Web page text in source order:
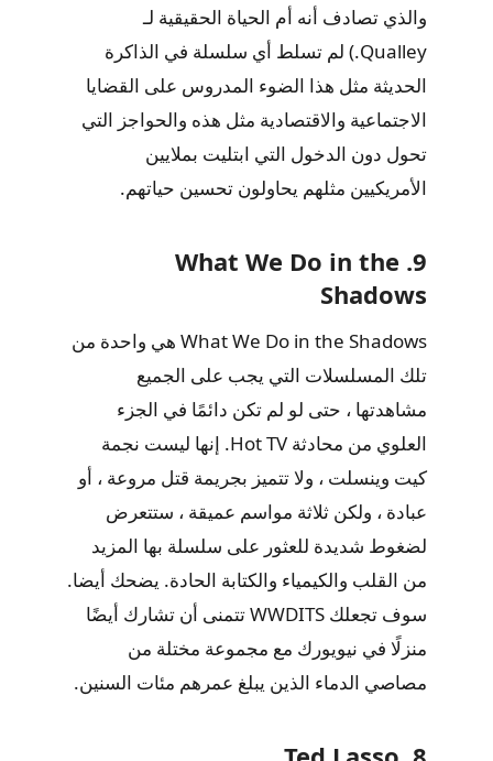
والذي تصادف أنه أم الحياة الحقيقية لـ
Qualley.) لم تسلط أي سلسلة في الذاكرة
الحديثة مثل هذا الضوء المدروس على القضايا
الاجتماعية والاقتصادية مثل هذه والحواجز التي
تحول دون الدخول التي ابتليت بملايين
الأمريكيين مثلهم يحاولون تحسين حياتهم.
9. What We Do in the
Shadows
What We Do in the Shadows هي واحدة من
تلك المسلسلات التي يجب على الجميع
مشاهدتها ، حتى لو لم تكن دائمًا في الجزء
العلوي من محادثة Hot TV. إنها ليست نجمة
كيت وينسلت ، ولا تتميز بجريمة قتل مروعة ، أو
عبادة ، ولكن ثلاثة مواسم عميقة ، ستتعرض
لضغوط شديدة للعثور على سلسلة بها المزيد
من القلب والكيمياء والكتابة الحادة. يضحك أيضا.
سوف تجعلك WWDITS تتمنى أن تشارك أيضًا
منزلًا في نيويورك مع مجموعة مختلة من
مصاصي الدماء الذين يبلغ عمرهم مئات السنين.